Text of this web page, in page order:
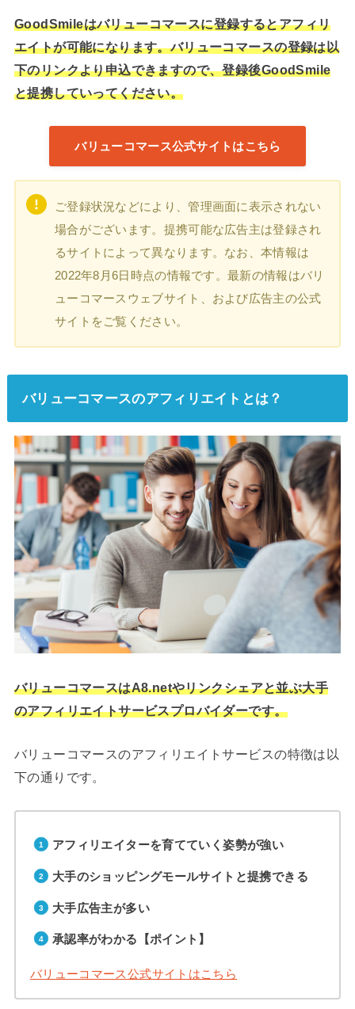
GoodSmileはバリューコマースに登録するとアフィリ
エイトが可能になります。バリューコマースの登録は以
下のリンクより申込できますので、登録後GoodSmile
と提携していってください。
バリューコマース公式サイトはこちら
ご登録状況などにより、管理画面に表示されない
場合がございます。提携可能な広告主は登録され
るサイトによって異なります。なお、本情報は
2022年8月6日時点の情報です。最新の情報はバリ
ューコマースウェブサイト、および広告主の公式
サイトをご覧ください。
バリューコマースのアフィリエイトとは？
バリューコマースはA8.netやリンクシェアと並ぶ大手
のアフィリエイトサービスプロバイダーです。
バリューコマースのアフィリエイトサービスの特徴は以
下の通りです。
アフィリエイターを育てていく姿勢が強い
大手のショッピングモールサイトと提携できる
大手広告主が多い
承認率がわかる【ポイント】
バリューコマース公式サイトはこちら